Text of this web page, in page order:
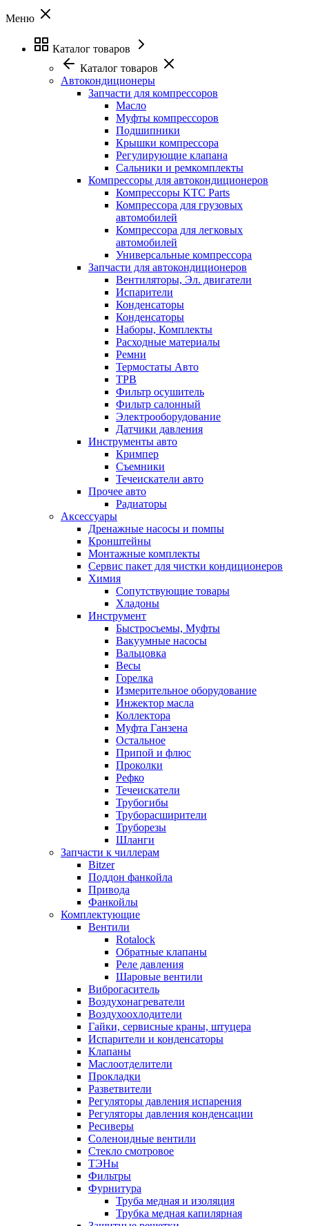
Меню
Каталог товаров
Каталог товаров
Автокондиционеры
Запчасти для компрессоров
Масло
Муфты компрессоров
Подшипники
Крышки компрессора
Регулирующие клапана
Сальники и ремкомплекты
Компрессоры для автокондиционеров
Компрессоры KTC Parts
Компрессора для грузовых
автомобилей
Компрессора для легковых
автомобилей
Универсальные компрессора
Запчасти для автокондиционеров
Вентиляторы, Эл. двигатели
Испарители
Конденсаторы
Конденсаторы
Наборы, Комплекты
Расходные материалы
Ремни
Термостаты Авто
ТРВ
Фильтр осушитель
Фильтр салонный
Электрооборудование
Датчики давления
Инструменты авто
Кримпер
Съемники
Течеискатели авто
Прочее авто
Радиаторы
Аксессуары
Дренажные насосы и помпы
Кронштейны
Монтажные комплекты
Сервис пакет для чистки кондиционеров
Химия
Сопутствующие товары
Хладоны
Инструмент
Быстросъемы, Муфты
Вакуумные насосы
Вальцовка
Весы
Горелка
Измерительное оборудование
Инжектор масла
Коллектора
Муфта Ганзена
Остальное
Припой и флюс
Проколки
Рефко
Течеискатели
Трубогибы
Труборасширители
Труборезы
Шланги
Запчасти к чиллерам
Bitzer
Поддон фанкойла
Привода
Фанкойлы
Комплектующие
Вентили
Rotalock
Обратные клапаны
Реле давления
Шаровые вентили
Виброгаситель
Воздухонагреватели
Воздухоохлодители
Гайки, сервисные краны, штуцера
Испарители и конденсаторы
Клапаны
Маслоотделители
Прокладки
Разветвители
Регуляторы давления испарения
Регуляторы давления конденсации
Ресиверы
Соленоидные вентили
Стекло смотровое
ТЭНы
Фильтры
Фурнитура
Труба медная и изоляция
Трубка медная капилярная